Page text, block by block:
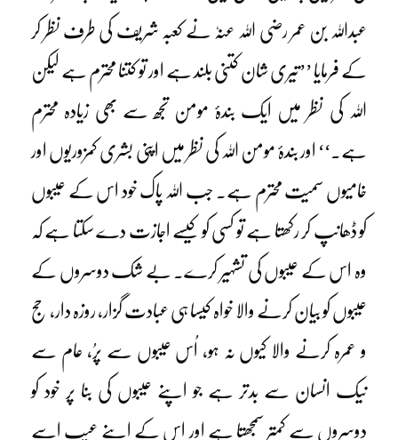
عبداللہ بن عمر رضی اللہ عنہٗ نے کعبہ شریف کی طرف نظر کر
کے فرمایا ’’تیری شان کتنی بلند ہے اور تو کتنا محترم ہے لیکن
اللہ کی نظر میں ایک بندۂ مومن تجھ سے بھی زیادہ محترم
ہے۔‘‘ اور بندۂ مومن اللہ کی نظر میں اپنی بشری کمزوریوں اور
خامیوں سمیت محترم ہے۔ جب اللہ پاک خود اس کے عیبوں
کو ڈھانپ کر رکھتا ہے تو کسی کو کیسے اجازت دے سکتا ہے کہ
وہ اس کے عیبوں کی تشہیر کرے۔ بے شک دوسروں کے
عیبوں کو بیان کرنے والا خواہ کیسا ہی عبادت گزار، روزہ دار، حج
و عمرہ کرنے والا کیوں نہ ہو، اُس عیبوں سے پرُ، عام سے
نیک انسان سے بدتر ہے جو اپنے عیبوں کی بنا پر خود کو
دوسروں سے کمتر سمجھتا ہے اور اس کے اپنے عیب اسے